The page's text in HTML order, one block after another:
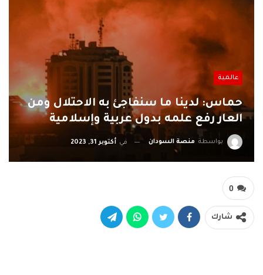
عالمية
حماس: لدينا ما سنفاجئ به الاحتلال ومن
العار رفع علمه بدول عربية وإسلامية
بواسطة منصة السودان في أكتوبر 31, 2023
0
شارك